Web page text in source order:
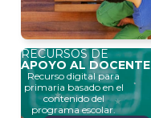
RECURSOS DE
APOYO AL DOCENTE
Recurso digital para
primaria basado en el
contenido del
programa escolar.